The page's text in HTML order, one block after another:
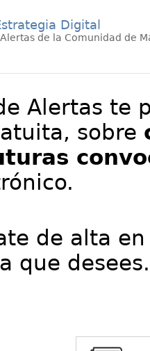
Digital
de la Comunidad de
Alertas te
sobre
de alta
que desees.